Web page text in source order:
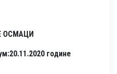
ОСМАЦИ
године